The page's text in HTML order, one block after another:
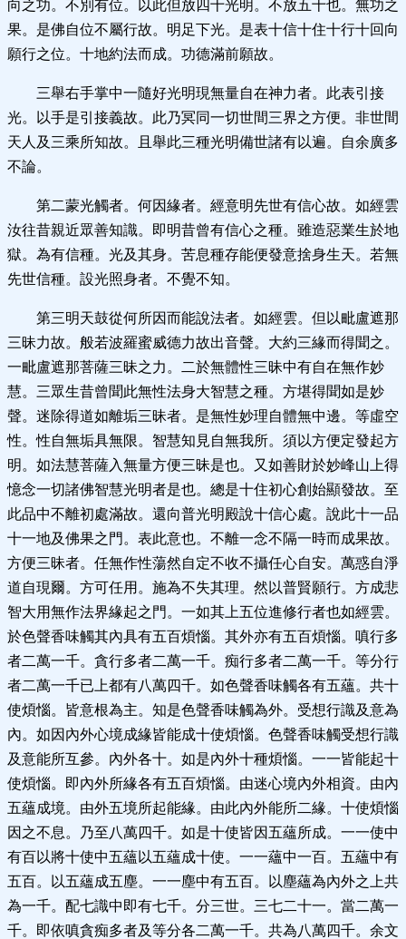
向之功。不別有位。以此但放四十光明。不放五十也。無功之
果。是佛自位不屬行故。明足下光。是表十信十住十行十回向
願行之位。十地約法而成。功德滿前願故。
三舉右手掌中一隨好光明現無量自在神力者。此表引接
光。以手是引接義故。此乃冥同一切世間三界之方便。非世間
天人及三乘所知故。且舉此三種光明備世諸有以遍。自余廣多
不論。
第二蒙光觸者。何因緣者。經意明先世有信心故。如經雲
汝往昔親近眾善知識。即明昔曾有信心之種。雖造惡業生於地
獄。為有信種。光及其身。苦息種存能便發意捨身生天。若無
先世信種。設光照身者。不覺不知。
第三明天鼓從何所因而能說法者。如經雲。但以毗盧遮那
三昧力故。般若波羅蜜威德力故出音聲。大約三緣而得聞之。
一毗盧遮那菩薩三昧之力。二於無體性三昧中有自在無作妙
慧。三眾生昔曾聞此無性法身大智慧之種。方堪得聞如是妙
聲。迷除得道如離垢三昧者。是無性妙理自體無中邊。等虛空
性。性自無垢具無限。智慧知見自無我所。須以方便定發起方
明。如法慧菩薩入無量方便三昧是也。又如善財於妙峰山上得
憶念一切諸佛智慧光明者是也。總是十住初心創始顯發故。至
此品中不離初處滿故。還向普光明殿說十信心處。說此十一品
十一地及佛果之門。表此意也。不離一念不隔一時而成果故。
方便三昧者。任無作性蕩然自定不收不攝任心自安。萬惑自淨
道自現爾。方可任用。施為不失其理。然以普賢願行。方成悲
智大用無作法界緣起之門。一如其上五位進修行者也如經雲。
於色聲香味觸其內具有五百煩惱。其外亦有五百煩惱。嗔行多
者二萬一千。貪行多者二萬一千。痴行多者二萬一千。等分行
者二萬一千已上都有八萬四千。如色聲香味觸各有五蘊。共十
使煩惱。皆意根為主。知是色聲香味觸為外。受想行識及意為
內。如因內外心境成緣皆能成十使煩惱。色聲香味觸受想行識
及意能所互參。內外各十。如是內外十種煩惱。一一皆能起十
使煩惱。即內外所緣各有五百煩惱。由迷心境內外相資。由內
五蘊成境。由外五境所起能緣。由此內外能所二緣。十使煩惱
因之不息。乃至八萬四千。如是十使皆因五蘊所成。一一使中
有百以將十使中五蘊以五蘊成十使。一一蘊中一百。五蘊中有
五百。以五蘊成五塵。一一塵中有五百。以塵蘊為內外之上共
為一千。配七識中即有七千。分三世。三七二十一。當二萬一
千。即依嗔貪痴多者及等分各二萬一千。共為八萬四千。余文